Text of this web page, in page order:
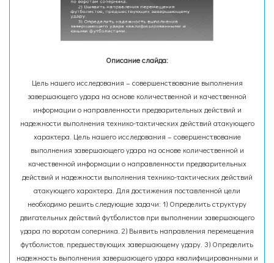
Описание слайда:
Цель нашего исследования – совершенствование выполнения
завершающего удара на основе количественной и качественной
информации о направленности предварительных действий и
надежности выполнения технико-тактических действий атакующего
характера. Цель нашего исследования – совершенствование
выполнения завершающего удара на основе количественной и
качественной информации о направленности предварительных
действий и надежности выполнения технико-тактических действий
атакующего характера. Для достижения поставленной цели
необходимо решить следующие задачи: 1) Определить структуру
двигательных действий футболистов при выполнении завершающего
удара по воротам соперника. 2) Выявить направления перемещения
футболистов, предшествующих завершающему удару. 3) Определить
надежность выполнения завершающего удара квалифицированными и